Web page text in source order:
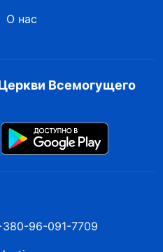
О нас
Всемогущего
96-091-7709